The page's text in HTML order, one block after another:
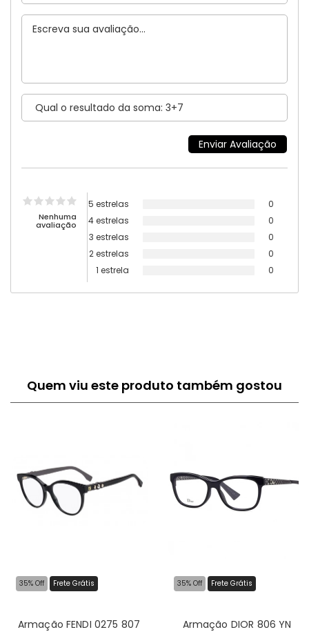
Nenhuma
avaliação
5 estrelas
0
4 estrelas
0
3 estrelas
0
2 estrelas
0
1 estrela
0
Quem viu este produto também gostou
35% Off Frete Grátis
Armação FENDI 0275 807
35% Off Frete Grátis
Armação DIOR 806 YN